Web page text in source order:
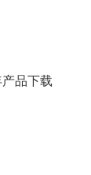
品下载